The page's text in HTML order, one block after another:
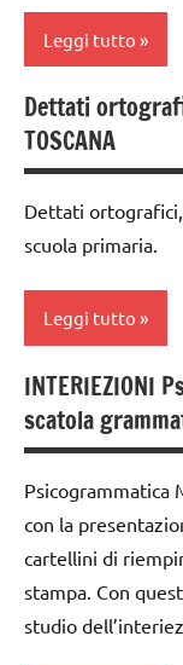
3a
dai
anni
grammatica
GUIDA
DIDATTICA
MONTESSORI
italiano
LINGUAGGIO
materiale
nomenclature
Montessori
Leggi tutto
analisi
grammaticale
Montessori
classe
1a
classe
2a
3a
anni
GUIDA
DIDATTICA
Dettati
TOSCANA
Dettati
scuola primaria.
Leggi tutto
classe
3a
4a
classe
5a
dettati /
INTERIEZIONI
scatola
Psicogrammatica
con la
cartellini di
stampa. Con
studio